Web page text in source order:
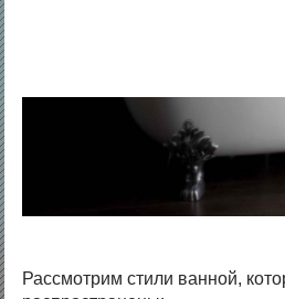
Рассмотрим стили ванной,